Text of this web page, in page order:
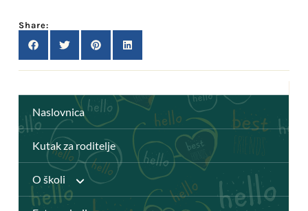
Naslovnica
Kutak za roditelje
O školi
Share: